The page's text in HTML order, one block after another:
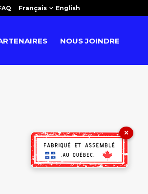
Français English
NOUS JOINDRE
×